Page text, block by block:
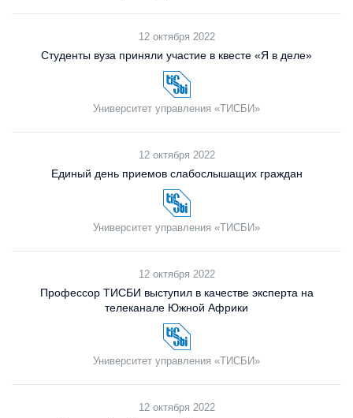
12 октября 2022
Студенты вуза приняли участие в квесте «Я в деле»
Университет управления «ТИСБИ»
12 октября 2022
Единый день приемов слабослышащих граждан
Университет управления «ТИСБИ»
12 октября 2022
Профессор ТИСБИ выступил в качестве эксперта на
телеканале Южной Африки
Университет управления «ТИСБИ»
12 октября 2022